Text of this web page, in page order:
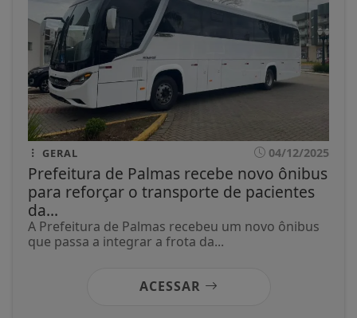
GERAL 04/12/2025
Prefeitura de Palmas recebe novo ônibus
para reforçar o transporte de pacientes
da...
A Prefeitura de Palmas recebeu um novo ônibus
que passa a integrar a frota da...
ACESSAR